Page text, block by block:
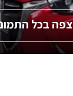
צפה בכל